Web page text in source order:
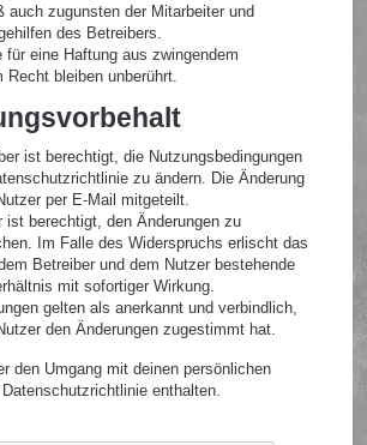
auch zugunsten der Mitarbeiter und
des Betreibers.
für eine Haftung aus zwingendem
Recht bleiben unberührt.
ist berechtigt, die Nutzungsbedingungen
zu ändern. Die Änderung
per E-Mail mitgeteilt.
ist berechtigt, den Änderungen zu
Im Falle des Widerspruchs erlischt das
Betreiber und dem Nutzer bestehende
mit sofortiger Wirkung.
gelten als anerkannt und verbindlich,
den Änderungen zugestimmt hat.
den Umgang mit deinen persönlichen
enthalten.